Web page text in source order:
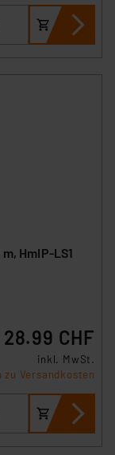
HmIP-LS1
28.99 CHF
inkl. MwSt.
Versandkosten